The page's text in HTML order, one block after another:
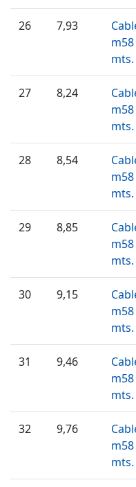
26 7,93
mts.
27 8,24
mts.
28 8,54
mts.
29 8,85
mts.
30 9,15
mts.
31 9,46
mts.
32 9,76
mts.